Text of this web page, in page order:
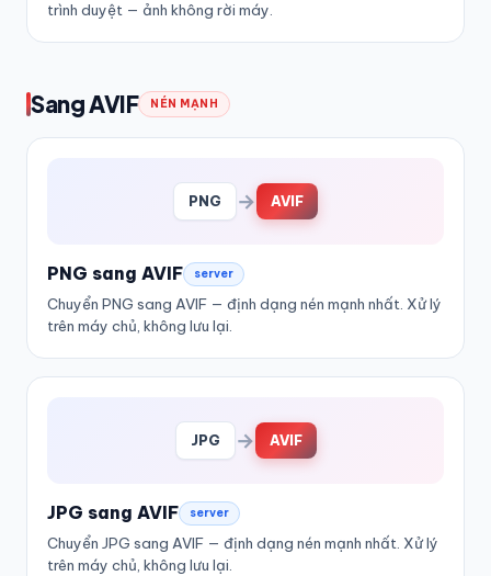
trình duyệt — ảnh không rời máy.
Sang AVIF NÉN MẠNH
PNG → AVIF
PNG sang AVIF server
Chuyển PNG sang AVIF — định dạng nén mạnh nhất. Xử lý
trên máy chủ, không lưu lại.
JPG → AVIF
JPG sang AVIF server
Chuyển JPG sang AVIF — định dạng nén mạnh nhất. Xử lý
trên máy chủ, không lưu lại.